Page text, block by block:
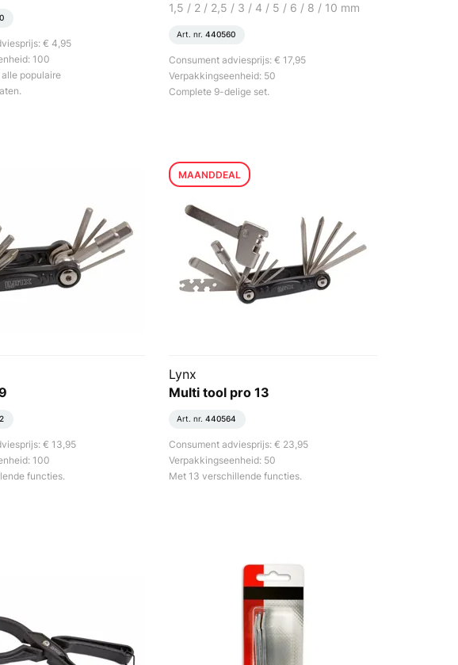
€ 4,95
100
populaire
1,5 / 2 / 2,5 / 3 / 4 / 5 / 6 / 8 / 10 mm
Art. nr.440560
Consument adviesprijs: € 17,95
Verpakkingseenheid: 50
Complete 9-delige set.
€ 13,95
100
functies.
MAANDDEAL
Lynx
Multi tool pro 13
Art. nr.440564
Consument adviesprijs: € 23,95
Verpakkingseenheid: 50
Met 13 verschillende functies.